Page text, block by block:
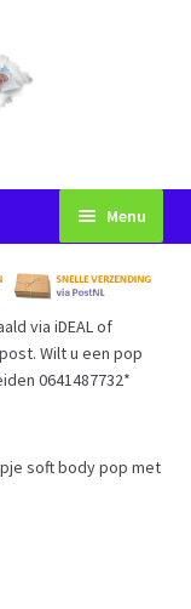
Menu
via iDEAL of
Wilt u een pop
0641487732*
soft body pop met